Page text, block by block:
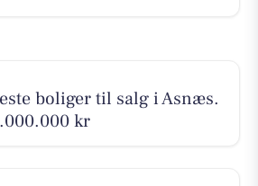
boliger til salg i Asnæs.
kr